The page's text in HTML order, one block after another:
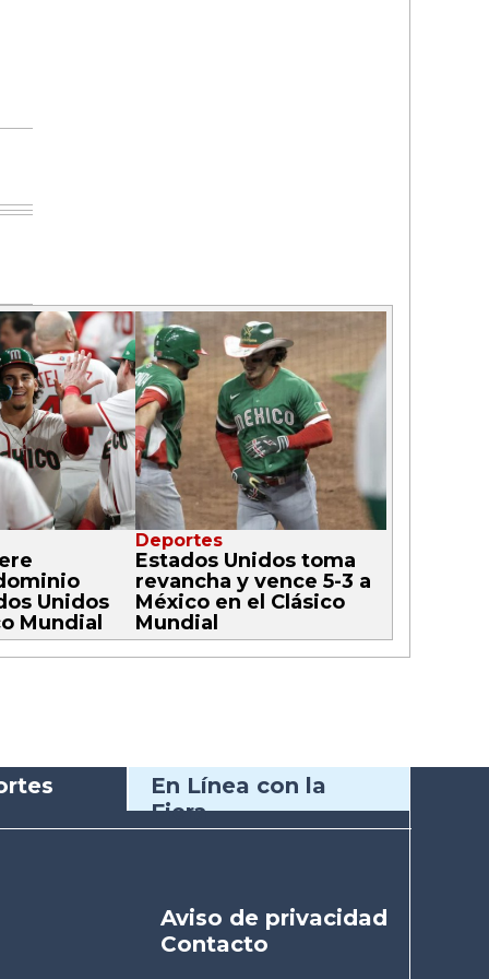
Unidos
Mundial
Deportes
Estados Unidos toma
revancha y vence 5-3 a
México en el Clásico
Mundial
En Línea con la
Fiera
Aviso de privacidad
Contacto